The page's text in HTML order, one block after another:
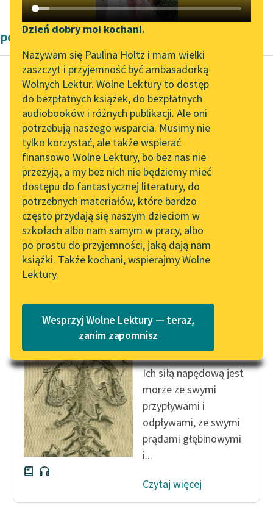
Katalog DAISY
Podkasty o książkach
Zgłoś brak utworu
Aktualności
„Prokurator Alicja Horn”
do słuchania
Byliśmy częścią AI Impact
Lab
Zapraszamy na spotkanie
online z tłumaczkami
literatury skandynawskiej
Spotkanie z Katarzyną
Tunkiel w Oslo
102. lata temu zmarł
Joseph Conrad
Lektury szkolne i klasyka
literatury do słuchania dla
uczennic i uczniów z
niepełnosprawnościami
E-kolekcja lektur
szkolnych i literatury do
słuchania dla uczennic i
uczniów z
niepełnosprawnościami
Popularyzacja
Narzędzia
Mapa Wolnych Lektur
Leśmianator
Przewodnik dla piszących i
czytających
API
OAI-PMH
Widget Wolnych Lektur
Przypisy
Katalog w formacie PDF
Dzień dobry moi kochani.
Nazywam się Paulina Holtz i mam wielki
zaszczyt i przyjemność być ambasadorką
Wolnych Lektur. Wolne Lektury to dostęp
do bezpłatnych książek, do bezpłatnych
audiobooków i różnych publikacji. Ale oni
potrzebują naszego wsparcia. Musimy nie
tylko korzystać, ale także wspierać
finansowo Wolne Lektury, bo bez nas nie
przeżyją, a my bez nich nie będziemy mieć
dostępu do fantastycznej literatury, do
potrzebnych materiałów, które bardzo
często przydają się naszym dzieciom w
szkołach albo nam samym w pracy, albo
po prostu do przyjemności, jaką dają nam
książki. Także kochani, wspierajmy Wolne
Lektury.
Wesprzyj Wolne Lektury — teraz,
zanim zapomnisz
powieści fantastyczne Karel Čapek
Karel Čapek
Fabryka Absolutu
Jak Boga kocham, nie
wiem, czy wierzę. Może
Bóg jest, ale na jakiej
innej gwieździe...
Czytaj więcej
Inwazja
jaszczurów
Ich siłą napędową jest
morze ze swymi
przypływami i
odpływami, ze swymi
prądami głębinowymi
i...
Czytaj więcej